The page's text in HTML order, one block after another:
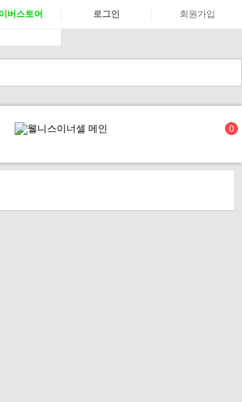
버스토어 로그인 회원가입
0